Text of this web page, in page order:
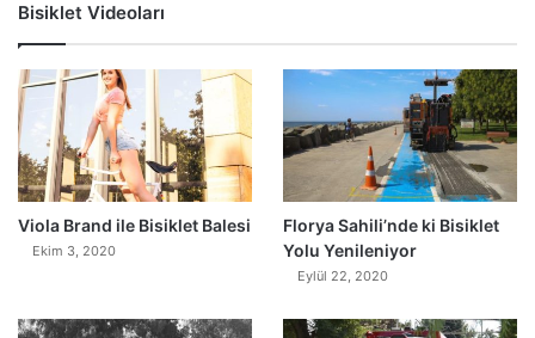
Bisiklet Videoları
Viola Brand ile Bisiklet Balesi
Ekim 3, 2020
0
Florya Sahili’nde ki Bisiklet
Yolu Yenileniyor
Eylül 22, 2020